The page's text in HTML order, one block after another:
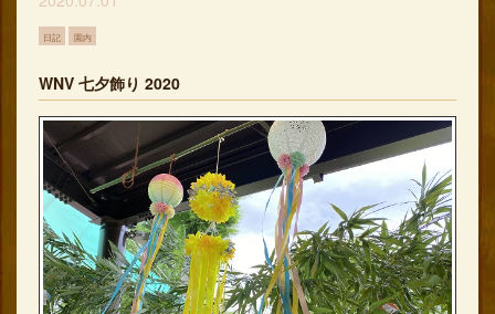
日記 園内
WNV 七夕飾り 2020